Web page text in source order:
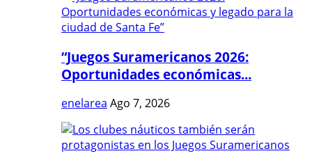
“Juegos Suramericanos 2026:
Oportunidades económicas...
enelarea Ago 7, 2026